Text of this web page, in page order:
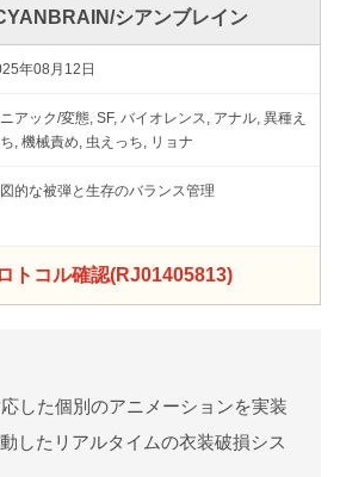
シアンブレイン
年08月12日
アック/変態, SF, バイオレンス, アナル, 異種え
, 機械責め, 虫えっち, リョナ
的な被弾と生存のバランス管理
トコル確認(RJ01405813)
した個別のアニメーションを実装
したリアルタイムの衣装破損シス